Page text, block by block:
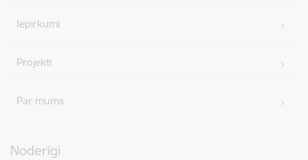
Iepirkumi
Projekti
Par mums
Noderīgi